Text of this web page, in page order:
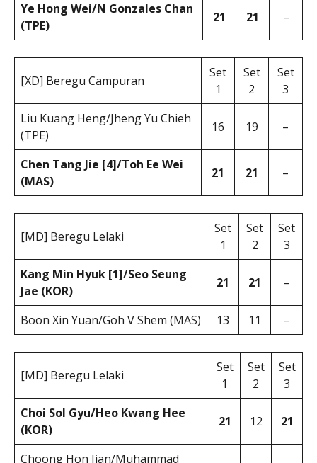
Ye Hong Wei/N Gonzales Chan
(TPE)
21 21 –
[XD] Beregu Campuran
Set
1
Set
2
Set
3
Liu Kuang Heng/Jheng Yu Chieh
(TPE)
16 19 –
Chen Tang Jie [4]/Toh Ee Wei
(MAS)
21 21 –
[MD] Beregu Lelaki
Set
1
Set
2
Set
3
Kang Min Hyuk [1]/Seo Seung
Jae (KOR)
21 21 –
Boon Xin Yuan/Goh V Shem (MAS) 13 11 –
[MD] Beregu Lelaki
Set
1
Set
2
Set
3
Choi Sol Gyu/Heo Kwang Hee
(KOR)
21 12 21
Choong Hon Jian/Muhammad